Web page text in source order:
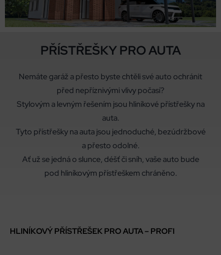
PŘÍSTŘEŠKY PRO AUTA
Nemáte garáž a přesto byste chtěli své auto ochránit
před nepříznivými vlivy počasí?
Stylovým a levným řešením jsou hliníkové přístřešky na
auta.
Tyto přístřešky na auta jsou jednoduché, bezúdržbové
a přesto odolné.
Ať už se jedná o slunce, déšť či sníh, vaše auto bude
pod hliníkovým přístřeškem chráněno.
HLINÍKOVÝ PŘÍSTŘEŠEK PRO AUTA – PROFI